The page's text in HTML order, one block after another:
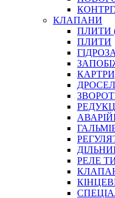
ХОМУТИ
ЧЕРВ`ЯЧНІ
ПРУЖИННІ
НЕЙЛОНОВІ
ПРОРЕЗИНЕНІ
КЛАПАНИ
ПЛИТИ
ПЛИТИ
РЕЛЕ